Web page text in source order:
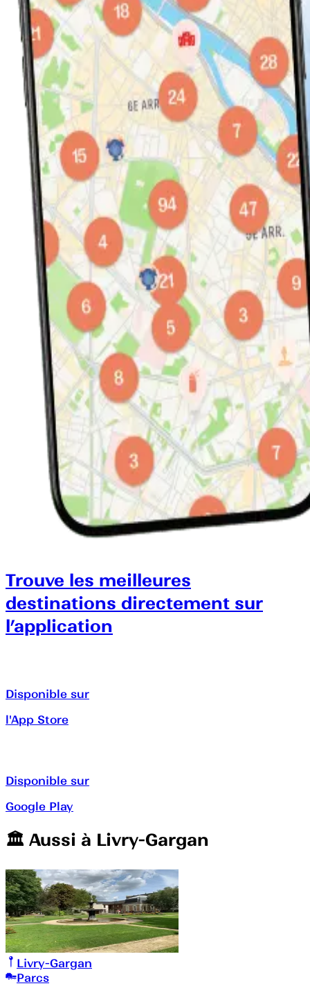
Trouve les meilleures
destinations directement sur
l’application
Disponible sur
l'App Store
Disponible sur
Google Play
🏛️️ Aussi à Livry-Gargan
Livry-Gargan
Parcs